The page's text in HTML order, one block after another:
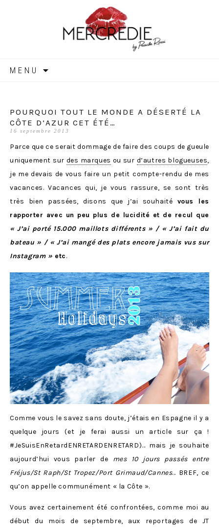
MERCREDIE
MENU
POURQUOI TOUT LE MONDE A DÉSERTÉ LA
CÔTE D’AZUR CET ÉTÉ…
16 septembre 2013
Parce que ce serait dommage de faire des coups de gueule
uniquement sur des marques ou sur d’autres blogueuses,
je me devais de vous faire un petit compte-rendu de mes
vacances. Vacances qui, je vous rassure, se sont très
très bien passées, disons que j’ai souhaité vous les
rapporter avec un peu plus de lucidité et de recul que
« J’ai porté 15.000 maillots différents » / « J’ai fait du
bateau » / « J’ai mangé des plats encore jamais vus sur
Instagram » etc.
Comme vous le savez sans doute, j’étais en Espagne il y a
quelque jours (et je ferai aussi un article sur ça !
#JeSuisEnRetardENRETARDENRETARD)… mais je souhaite
aujourd’hui vous parler de mes 10 jours passés entre
Fréjus/St Raph/St Tropez/Port Grimaud/Cannes… BREF, ce
qu’on appelle communément « la Côte ».
Vous avez certainement été confrontées, comme moi au
début du mois de septembre, aux reportages de JT